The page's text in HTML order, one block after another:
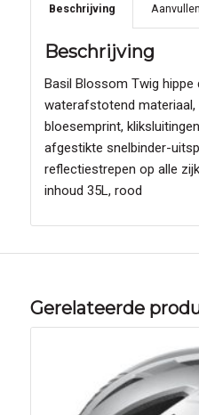
Beschrijving
Beschrijving
Basil Blossom Twig hippe
waterafstotend materiaal,
bloesemprint,
afgestikte snelbinder-
reflectiestrepen op alle
inhoud 35L, rood
Gerelateerde